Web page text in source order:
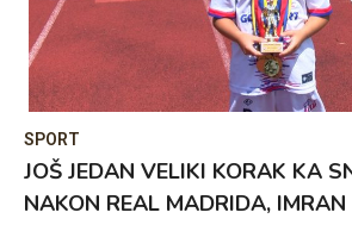
SPORT
JOŠ JEDAN VELIKI KORAK KA
NAKON REAL MADRIDA,